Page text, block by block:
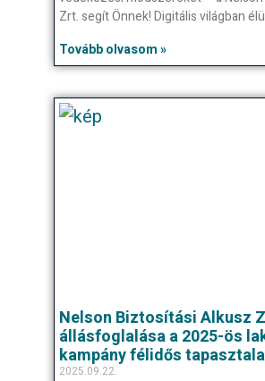
Zrt. segít Önnek! Digitális világban
Tovább olvasom »
Nelson Biztosítási Alkusz
állásfoglalása a 2025-ös
kampány félidős
2025.09.22.